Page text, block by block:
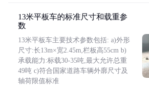
13米平板车的标准尺寸和载重参
数
13米平板车主要技术参数包括: a)外形
尺寸:长13m×宽2.45m,栏板高55cm b)
承载能力:标载30-35吨,最大允许总重
49吨 c)符合国家道路车辆外廓尺寸及
轴荷限值标准